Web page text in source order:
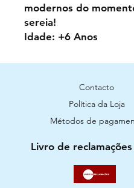
modernos do
sereia!
Idade: +6 Anos
Contacto
Política da Loja
Métodos de
Livro de